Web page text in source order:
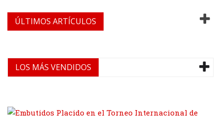
ÚLTIMOS ARTÍCULOS
LOS MÁS VENDIDOS